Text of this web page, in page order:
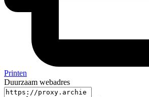
Printen
Duurzaam webadres